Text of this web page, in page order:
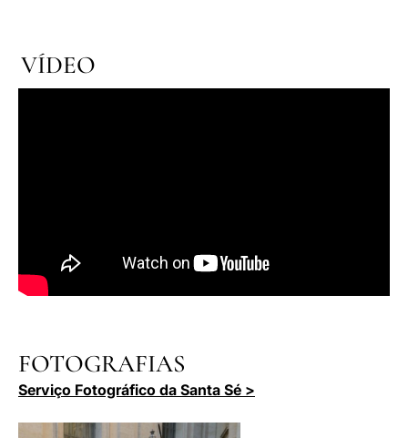
VÍDEO
FOTOGRAFIAS
Serviço Fotográfico da Santa Sé >